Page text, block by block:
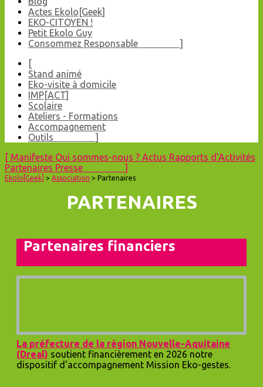
Actes Ekolo[Geek]
EKO-CITOYEN !
Petit Ekolo Guy
Consommez Responsable ]
[
Stand animé
Eko-visite à domicile
IMP[ACT]
Scolaire
Ateliers - Formations
Accompagnement
Outils ]
[ Manifeste Qui sommes-nous ? Actus Rapports d'Activités
Partenaires Presse ]
Ekolo[Geek] > Association > Partenaires
PARTENAIRES
Partenaires financiers
La préfecture de la région Nouvelle-Aquitaine
(Dreal) soutient financièrement en 2026 notre
dispositif d'accompagnement Mission Eko-gestes.